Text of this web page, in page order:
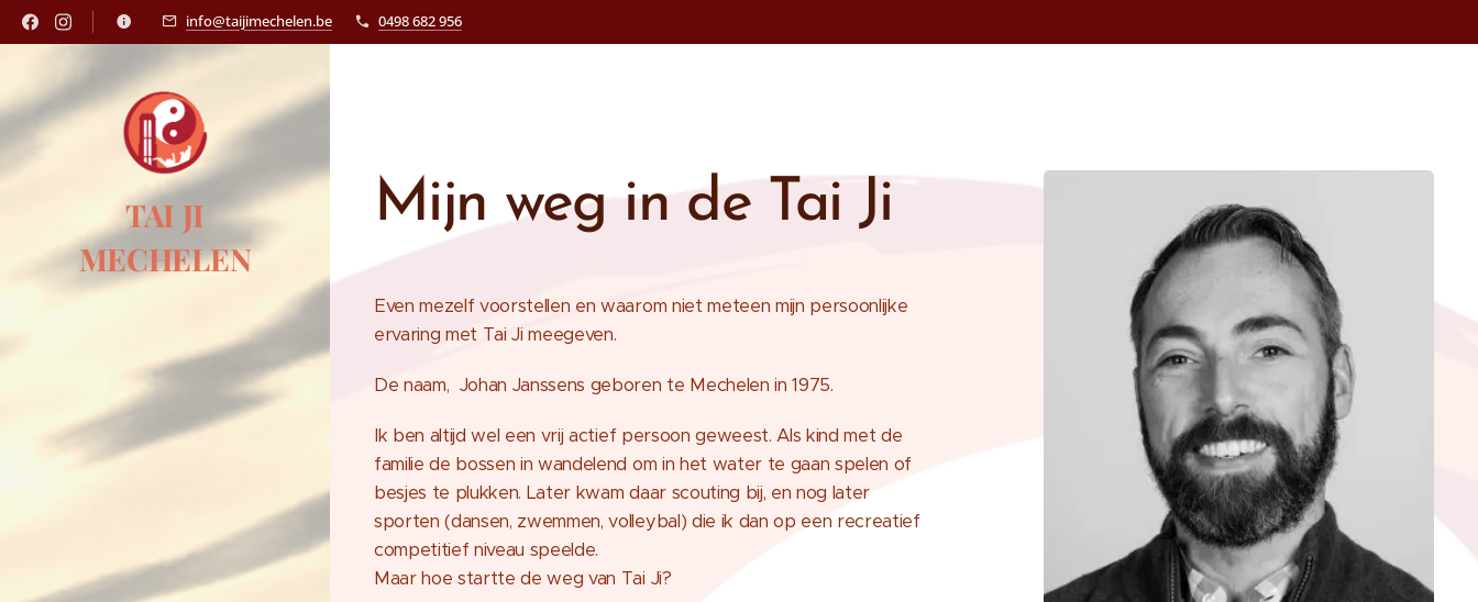
info@taijimechelen.be 0498 682 956
TAI JI
MECHELEN
Mijn weg in de Tai Ji
Even mezelf voorstellen en waarom niet meteen mijn persoonlijke
ervaring met Tai Ji meegeven.
De naam, Johan Janssens geboren te Mechelen in 1975.
Ik ben altijd wel een vrij actief persoon geweest. Als kind met de
familie de bossen in wandelend om in het water te gaan spelen of
besjes te plukken. Later kwam daar scouting bij, en nog later
sporten (dansen, zwemmen, volleybal) die ik dan op een recreatief
competitief niveau speelde.
Maar hoe startte de weg van Tai Ji?